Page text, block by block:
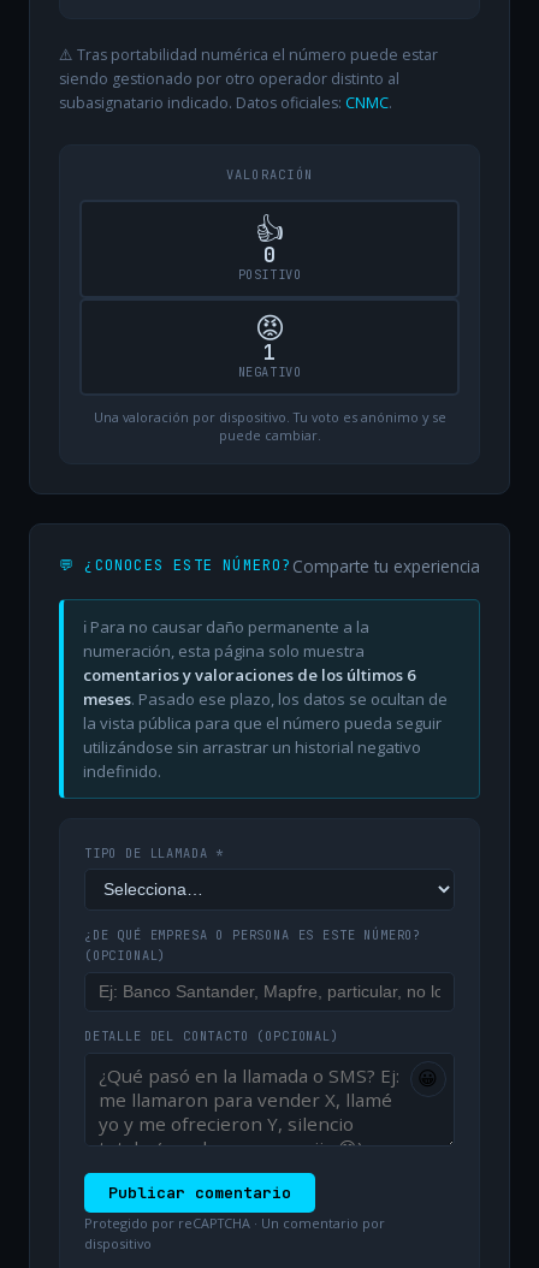
⚠️ Tras portabilidad numérica el número puede estar
siendo gestionado por otro operador distinto al
subasignatario indicado. Datos oficiales: CNMC.
VALORACIÓN
👍
0
POSITIVO
😡
1
NEGATIVO
Una valoración por dispositivo. Tu voto es anónimo y se
puede cambiar.
💬 ¿CONOCES ESTE NÚMERO? Comparte tu experiencia
ℹ️ Para no causar daño permanente a la
numeración, esta página solo muestra
comentarios y valoraciones de los últimos 6
meses. Pasado ese plazo, los datos se ocultan de
la vista pública para que el número pueda seguir
utilizándose sin arrastrar un historial negativo
indefinido.
TIPO DE LLAMADA *
¿DE QUÉ EMPRESA O PERSONA ES ESTE NÚMERO?
(OPCIONAL)
DETALLE DEL CONTACTO (OPCIONAL)
😀
Publicar comentario
Protegido por reCAPTCHA · Un comentario por
dispositivo